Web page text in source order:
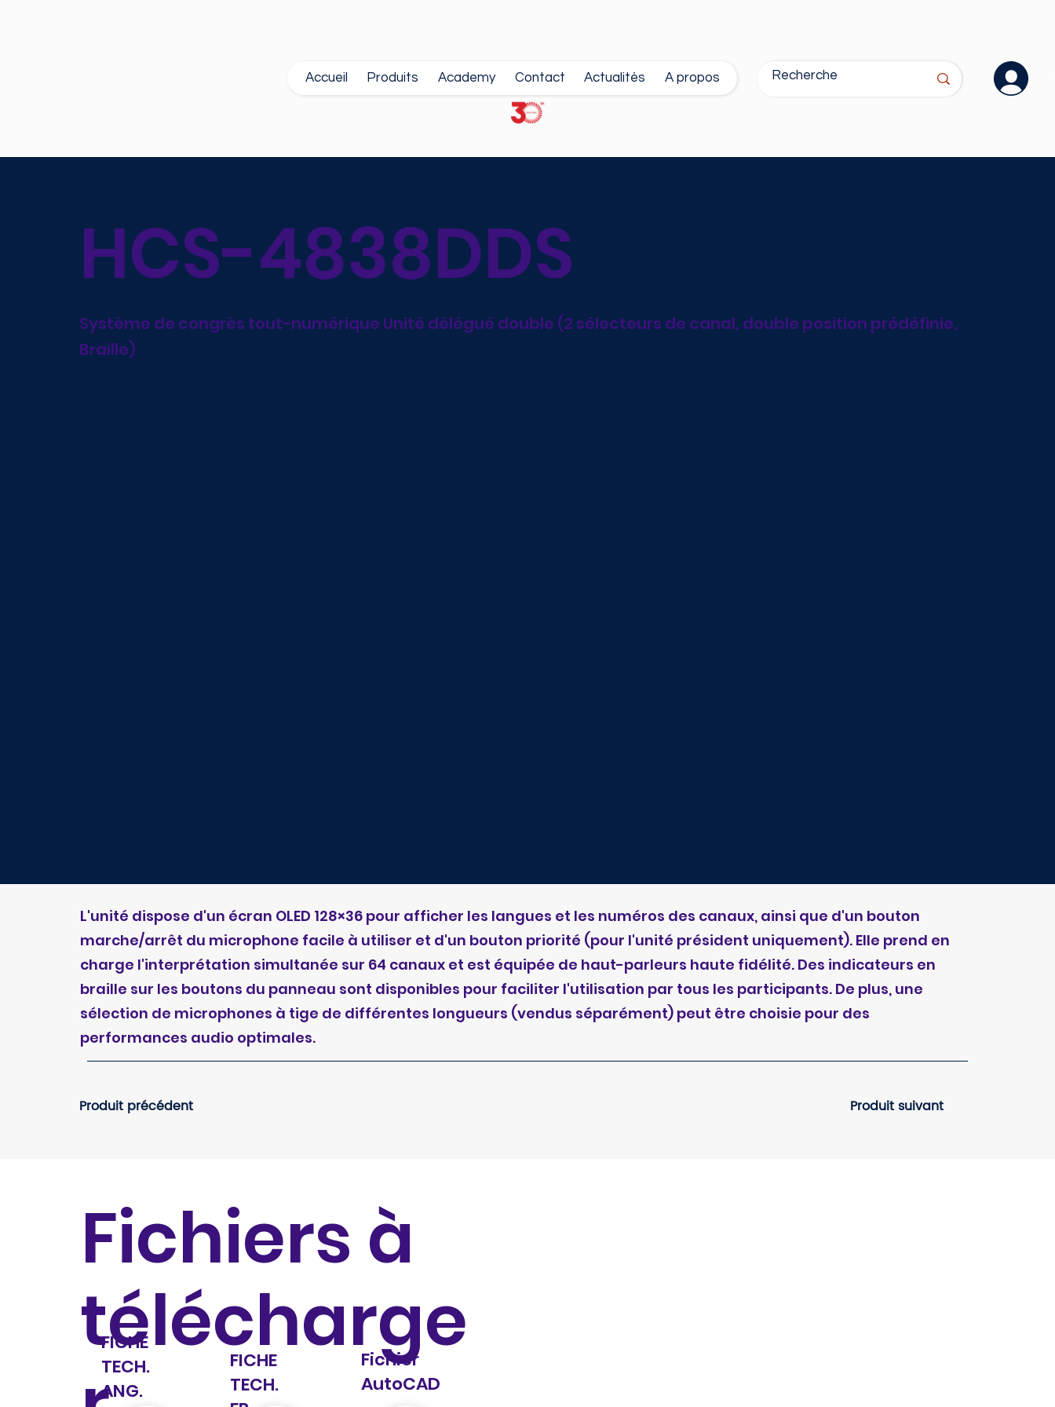
Accueil Produits Academy Contact Actualités A propos
HCS-4838DDS
Système de congrès tout-numérique Unité délégué double (2 sélecteurs de canal, double position prédéfinie,
Braille)
L'unité dispose d'un écran OLED 128×36 pour afficher les langues et les numéros des canaux, ainsi que d'un bouton
marche/arrêt du microphone facile à utiliser et d'un bouton priorité (pour l'unité président uniquement). Elle prend en
charge l'interprétation simultanée sur 64 canaux et est équipée de haut-parleurs haute fidélité. Des indicateurs en
braille sur les boutons du panneau sont disponibles pour faciliter l'utilisation par tous les participants. De plus, une
sélection de microphones à tige de différentes longueurs (vendus séparément) peut être choisie pour des
performances audio optimales.
Produit précédent Produit suivant
Fichiers à
télécharge
FICHE
TECH.
ANG.
FICHE
TECH.
Fichier
AutoCAD